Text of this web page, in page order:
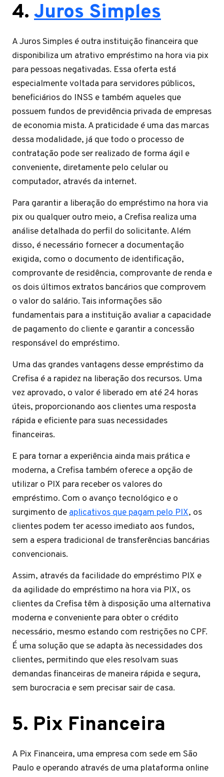
4. Juros Simples
A Juros Simples é outra instituição financeira que
disponibiliza um atrativo empréstimo na hora via pix
para pessoas negativadas. Essa oferta está
especialmente voltada para servidores públicos,
beneficiários do INSS e também aqueles que
possuem fundos de previdência privada de empresas
de economia mista. A praticidade é uma das marcas
dessa modalidade, já que todo o processo de
contratação pode ser realizado de forma ágil e
conveniente, diretamente pelo celular ou
computador, através da internet.
Para garantir a liberação do empréstimo na hora via
pix ou qualquer outro meio, a Crefisa realiza uma
análise detalhada do perfil do solicitante. Além
disso, é necessário fornecer a documentação
exigida, como o documento de identificação,
comprovante de residência, comprovante de renda e
os dois últimos extratos bancários que comprovem
o valor do salário. Tais informações são
fundamentais para a instituição avaliar a capacidade
de pagamento do cliente e garantir a concessão
responsável do empréstimo.
Uma das grandes vantagens desse empréstimo da
Crefisa é a rapidez na liberação dos recursos. Uma
vez aprovado, o valor é liberado em até 24 horas
úteis, proporcionando aos clientes uma resposta
rápida e eficiente para suas necessidades
financeiras.
E para tornar a experiência ainda mais prática e
moderna, a Crefisa também oferece a opção de
utilizar o PIX para receber os valores do
empréstimo. Com o avanço tecnológico e o
surgimento deaplicativos que pagam pelo PIX, os
clientes podem ter acesso imediato aos fundos,
sem a espera tradicional de transferências bancárias
convencionais.
Assim, através da facilidade do empréstimo PIX e
da agilidade do empréstimo na hora via PIX, os
clientes da Crefisa têm à disposição uma alternativa
moderna e conveniente para obter o crédito
necessário, mesmo estando com restrições no CPF.
É uma solução que se adapta às necessidades dos
clientes, permitindo que eles resolvam suas
demandas financeiras de maneira rápida e segura,
sem burocracia e sem precisar sair de casa.
5. Pix Financeira
A Pix Financeira, uma empresa com sede em São
Paulo e operando através de uma plataforma online